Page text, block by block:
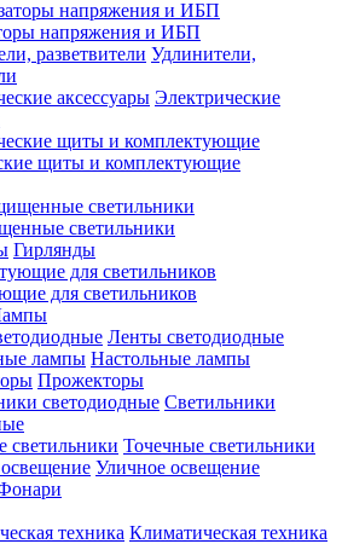
напряжения и ИБП
Удлинители,
Электрические
щиты и комплектующие
светильники
Гирлянды
для светильников
Ленты светодиодные
Настольные лампы
Прожекторы
Светильники
Точечные светильники
Уличное освещение
Климатическая техника